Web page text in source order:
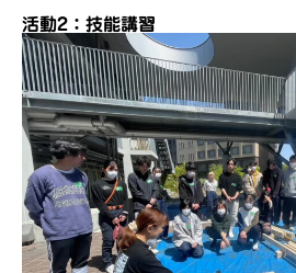
活動2：技能講習